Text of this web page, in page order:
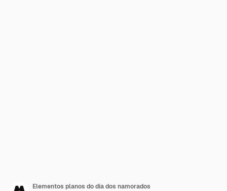
Elementos planos do dia dos namorados